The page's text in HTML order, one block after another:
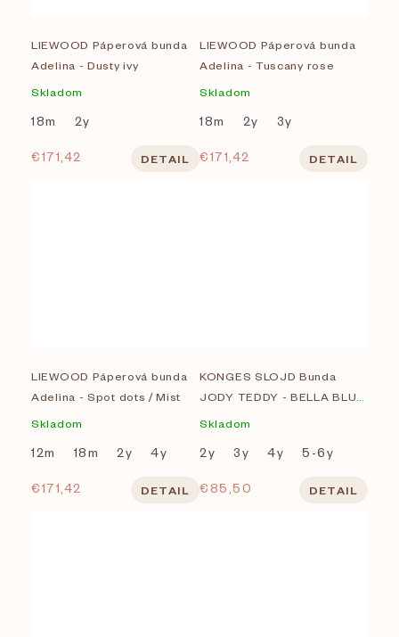
LIEWOOD Páperová bunda
Adelina - Dusty ivy
Skladom
18m 2y
€171,42 DETAIL
LIEWOOD Páperová bunda
Adelina - Tuscany rose
Skladom
18m 2y 3y
€171,42 DETAIL
LIEWOOD Páperová bunda
Adelina - Spot dots / Mist
Skladom
12m 18m 2y 4y
€171,42 DETAIL
KONGES SLOJD Bunda
JODY TEDDY - BELLA BLUE
Skladom
2y 3y 4y 5-6y
€85,50 DETAIL